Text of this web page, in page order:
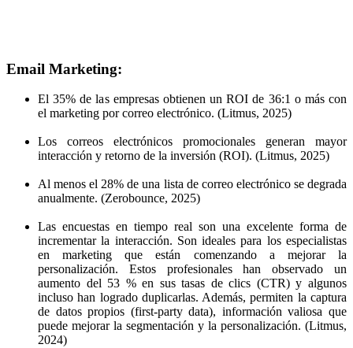
Email Marketing:
El 35% de las empresas obtienen un ROI de 36:1 o más con
el marketing por correo electrónico. (Litmus, 2025)
Los correos electrónicos promocionales generan mayor
interacción y retorno de la inversión (ROI). (Litmus, 2025)
Al menos el 28% de una lista de correo electrónico se degrada
anualmente. (Zerobounce, 2025)
Las encuestas en tiempo real son una excelente forma de
incrementar la interacción. Son ideales para los especialistas
en marketing que están comenzando a mejorar la
personalización. Estos profesionales han observado un
aumento del 53 % en sus tasas de clics (CTR) y algunos
incluso han logrado duplicarlas. Además, permiten la captura
de datos propios (first-party data), información valiosa que
puede mejorar la segmentación y la personalización. (Litmus,
2024)